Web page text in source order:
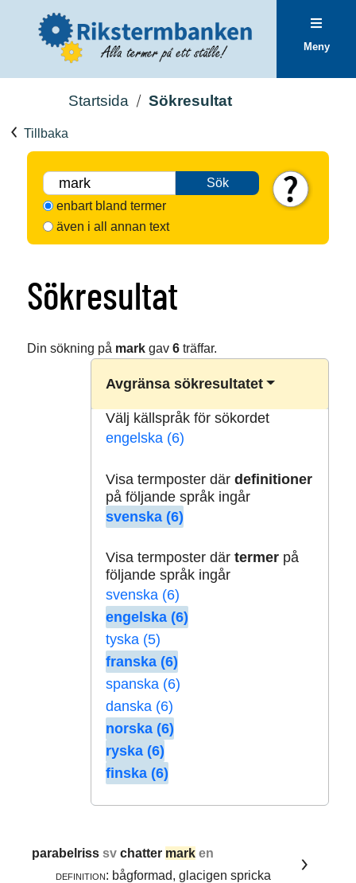
Meny
Startsida Sökresultat
Tillbaka
Sök
enbart bland termer
även i all annan text
Sökresultat
Din sökning på markgav 6träffar.
Avgränsa sökresultatet
Välj källspråk för sökordet
engelska (6)
Visa termposter där definitioner
på följande språk ingår
svenska (6)
Visa termposter där termerpå
följande språk ingår
svenska (6)
engelska (6)
tyska (5)
franska (6)
spanska (6)
danska (6)
norska (6)
ryska (6)
finska (6)
parabelrisssvchatter mark en
definition: bågformad, glacigen spricka